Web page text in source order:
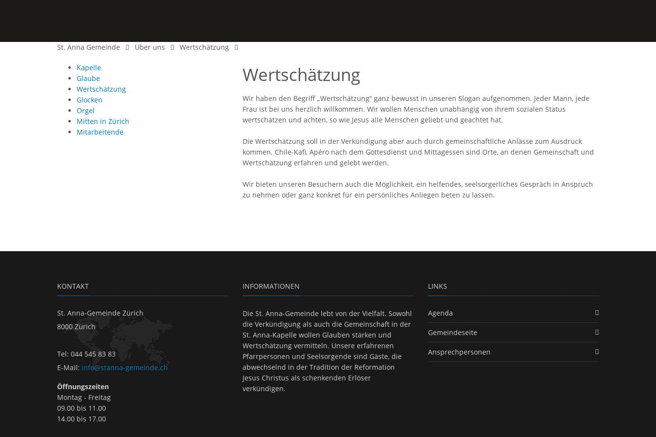
St. Anna Gemeinde Über uns Wertschätzung
Wertschätzung
Wir haben den Begriff „Wertschätzung“ ganz bewusst in unseren Slogan aufgenommen. Jeder Mann, jede
Frau ist bei uns herzlich willkommen. Wir wollen Menschen unabhängig von ihrem sozialen Status
wertschätzen und achten, so wie Jesus alle Menschen geliebt und geachtet hat.
Die Wertschätzung soll in der Verkündigung aber auch durch gemeinschaftliche Anlässe zum Ausdruck
kommen. Chile-Kafi, Apéro nach dem Gottesdienst und Mittagessen sind Orte, an denen Gemeinschaft und
Wertschätzung erfahren und gelebt werden.
Wir bieten unseren Besuchern auch die Möglichkeit, ein helfendes, seelsorgerliches Gespräch in Anspruch
zu nehmen oder ganz konkret für ein persönliches Anliegen beten zu lassen.
Kapelle
Glaube
Wertschätzung
Glocken
Orgel
Mitten in Zürich
Mitarbeitende
KONTAKT
St. Anna-Gemeinde Zürich
8000 Zürich
Tel: 044 545 83 83
E-Mail: info@stanna-gemeinde.ch
Öffnungszeiten
Montag - Freitag
09.00 bis 11.00
14.00 bis 17.00
INFORMATIONEN
Die St. Anna-Gemeinde lebt von der Vielfalt. Sowohl
die Verkündigung als auch die Gemeinschaft in der
St. Anna-Kapelle wollen Glauben stärken und
Wertschätzung vermitteln. Unsere erfahrenen
Pfarrpersonen und Seelsorgende sind Gäste, die
abwechselnd in der Tradition der Reformation
Jesus Christus als schenkenden Erlöser
verkündigen.
LINKS
Agenda
Gemeindeseite
Ansprechpersonen